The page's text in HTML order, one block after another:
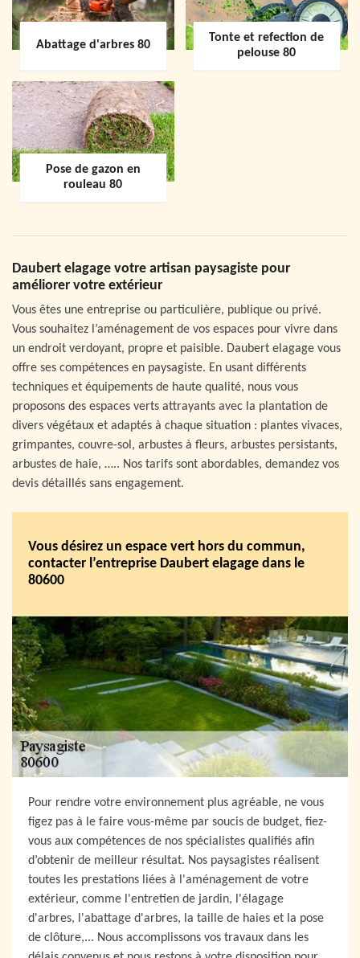
Abattage d'arbres 80
Tonte et refection de
pelouse 80
Pose de gazon en
rouleau 80
Daubert elagage votre artisan paysagiste pour
améliorer votre extérieur
Vous êtes une entreprise ou particulière, publique ou privé.
Vous souhaitez l’aménagement de vos espaces pour vivre dans
un endroit verdoyant, propre et paisible. Daubert elagage vous
offre ses compétences en paysagiste. En usant différents
techniques et équipements de haute qualité, nous vous
proposons des espaces verts attrayants avec la plantation de
divers végétaux et adaptés à chaque situation : plantes vivaces,
grimpantes, couvre-sol, arbustes à fleurs, arbustes persistants,
arbustes de haie, ….. Nos tarifs sont abordables, demandez vos
devis détaillés sans engagement.
Vous désirez un espace vert hors du commun,
contacter l’entreprise Daubert elagage dans le
80600
Pour rendre votre environnement plus agréable, ne vous
figez pas à le faire vous-même par soucis de budget, fiez-
vous aux compétences de nos spécialistes qualifiés afin
d’obtenir de meilleur résultat. Nos paysagistes réalisent
toutes les prestations liées à l'aménagement de votre
extérieur, comme l'entretien de jardin, l'élagage
d'arbres, l'abattage d'arbres, la taille de haies et la pose
de clôture,... Nous accomplissons vos travaux dans les